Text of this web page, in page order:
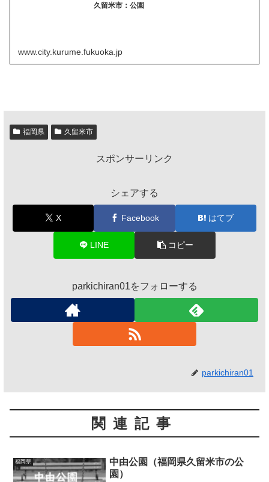
久留米市：公園
www.city.kurume.fukuoka.jp
福岡県 久留米市
スポンサーリンク
シェアする
X Facebook はてブ
LINE コピー
parkichiran01をフォローする
parkichiran01
関連記事
福岡県
中由公園（福岡県久留米市の公
園）